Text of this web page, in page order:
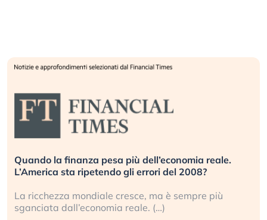
Quando la finanza pesa più dell’economia reale.
L’America sta ripetendo gli errori del 2008?
La ricchezza mondiale cresce, ma è sempre più
sganciata dall’economia reale. (…)